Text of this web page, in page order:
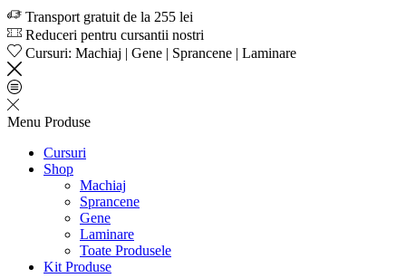
Transport gratuit de la 255 lei
Reduceri pentru cursantii nostri
Cursuri: Machiaj | Gene | Sprancene | Laminare
Menu Produse
Cursuri
Shop
Machiaj
Sprancene
Gene
Laminare
Toate Produsele
Kit Produse